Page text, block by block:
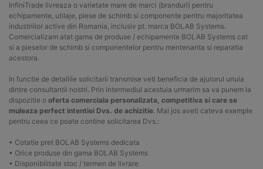
InfiniTrade livreaza o varietate mare de marci (branduri) pentru
echipamente, utilaje, piese de schimb si componente pentru majoritatea
industriilor active din Romania, inclusiv pt. marca BOLAB Systems.
Comercializam atat gama de produse / echipamente BOLAB Systems cat
si a pieselor de schimb si componentelor pentru mentenanta si reparatia
acestora.
In functie de detaliile solicitarii transmise veti beneficia de ajutorul unuia
dintre consultantii nostri. Prin intermediul acestuia urmarim sa va punem la
dispozitie o oferta comerciala personalizata, competitiva si care se
muleaza perfect intentiei Dvs. de achizitie. Mai jos aveti cateva exemple
pentru ceea ce poate contine solicitarea Dvs.:
• Cotatie pret BOLAB Systems dedicata
• Orice produse din gama BOLAB Systems
• Disponibilitate stoc / termen de livrare